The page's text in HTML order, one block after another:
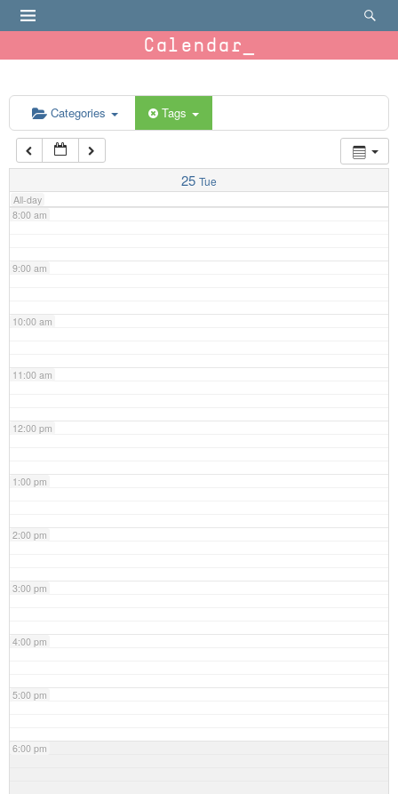
Calendar
Categories Tags
25 Tue
All-day
6:00 am
7:00 am
8:00 am
9:00 am
10:00 am
11:00 am
12:00 pm
1:00 pm
2:00 pm
3:00 pm
4:00 pm
5:00 pm
6:00 pm